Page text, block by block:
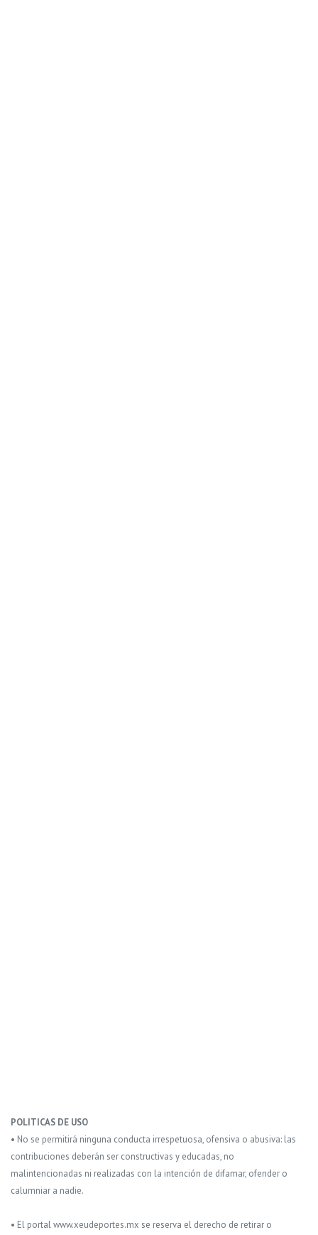
POLITICAS DE USO
• No se permitirá ninguna conducta irrespetuosa, ofensiva o abusiva: las
contribuciones deberán ser constructivas y educadas, no
malintencionadas ni realizadas con la intención de difamar, ofender o
calumniar a nadie.
• El portal www.xeudeportes.mx se reserva el derecho de retirar o